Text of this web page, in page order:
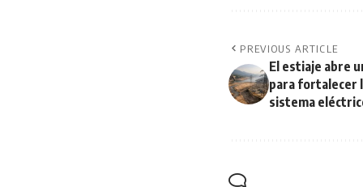
PREVIOUS ARTICLE
El estiaje abre
para fortalecer
sistema